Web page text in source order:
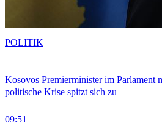
Kosovos Premierminister im Parlament
politische Krise spitzt sich zu
09:51
POLITIK